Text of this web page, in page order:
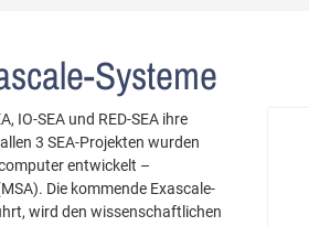
Systeme
IO-SEA und RED-SEA ihre
3 SEA-Projekten wurden
entwickelt –
Die kommende Exascale-
wird den wissenschaftlichen